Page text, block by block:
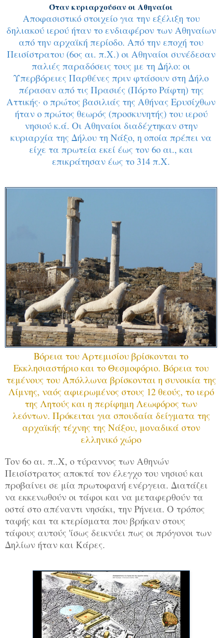
Όταν κυριαρχούσαν οι Αθηναίοι
Αποφασιστικό στοιχείο για την εξέλιξη του
δηλιακού ιερού ήταν το ενδιαφέρον των Αθηναίων
από την αρχαϊκή περίοδο. Από την εποχή του
Πεισίστρατου (6ος αι. π.Χ.) οι Αθηναίοι συνέδεσαν
παλιές παραδόσεις τους με τη Δήλο: οι
Υπερβόρειες Παρθένες πριν φτάσουν στη Δήλο
πέρασαν από τις Πρασιές (Πόρτο Ράφτη) της
Αττικής· ο πρώτος βασιλιάς της Αθήνας Ερυσίχθων
ήταν ο πρώτος θεωρός (προσκυνητής) του ιερού
νησιού κ.ά. Οι Αθηναίοι διαδέχτηκαν στην
κυριαρχία της Δήλου τη Νάξο, η οποία πρέπει να
είχε τα πρωτεία εκεί έως τον 6ο αι., και
επικράτησαν έως το 314 π.Χ.
Βόρεια του Αρτεμισίου βρίσκονται το
Εκκλησιαστήριο και το Θεσμοφόριο. Βόρεια του
τεμένους του Απόλλωνα βρίσκονται η συνοικία της
Λίμνης, ναός αφιερωμένος στους 12 θεούς, το ιερό
της Λητούς και η περίφημη Λεωφόρος των
λεόντων. Πρόκειται για σπουδαία δείγματα της
αρχαϊκής τέχνης της Νάξου, μοναδικά στον
ελληνικό χώρο
Τον 6ο αι. π..Χ, ο τύραννος των Αθηνών
Πεισίστρατος αποκτά τον έλεγχο του νησιού και
προβαίνει σε μία πρωτοφανή ενέργεια. Διατάζει
να εκκενωθούν οι τάφοι και να μεταφερθούν τα
οστά στο απέναντι νησάκι, την Ρήνεια. Ο τρόπος
ταφής και τα κτερίσματα που βρήκαν στους
τάφους αυτούς 'ίσως δεικνύει πως οι πρόγονοι των
Δηλίων ήταν και Κάρες.